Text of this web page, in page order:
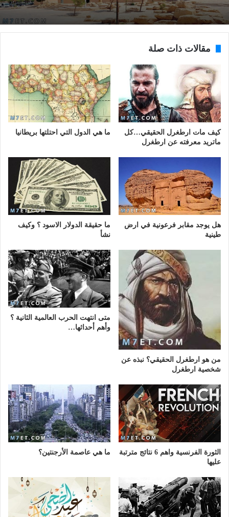
مقالات ذات صلة
كيف مات ارطغرل الحقيقي…كل
ماتريد معرفته عن ارطغرل
ما هي الدول التي احتلتها بريطانيا
هل يوجد مقابر فرعونية في ارض
طينية
ما حقيقة الدولار الاسود ؟ وكيف
نشأ
من هو ارطغرل الحقيقي؟ نبذه عن
شخصية ارطغرل
متى انتهت الحرب العالمية الثانية ؟
وأهم أحداثها…
الثورة الفرنسية واهم 6 نتائج مترتبة
عليها
ما هي عاصمة الأرجنتين؟